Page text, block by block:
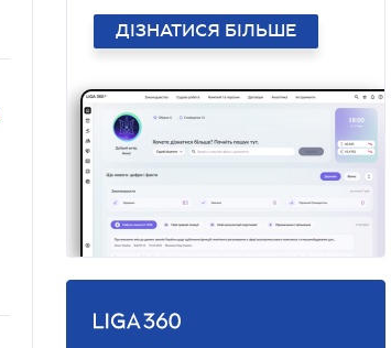
ДІЗНАТИСЯ БІЛЬШЕ